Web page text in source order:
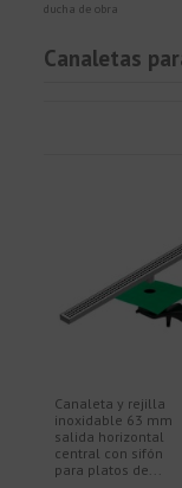
ducha de obra
Canaletas
Canaleta y rejilla
inoxidable 63 mm
salida horizontal
central con sifón
para platos de...